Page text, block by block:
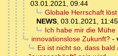
03.01.2021, 09:44
Globale Herrschaft
NEWS, 03.01.2021, 11:45
Ich habe mir die Mühe
innovationslose Zukunft?-
Es ist nicht so, dass